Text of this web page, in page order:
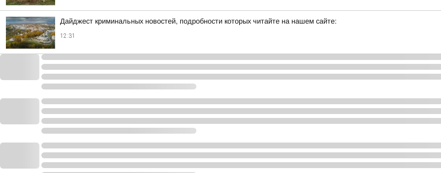
Дайджест криминальных новостей, подробности которых читайте на нашем сайте:
12:31